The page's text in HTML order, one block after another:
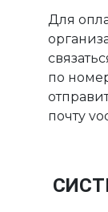
Для
по
почту